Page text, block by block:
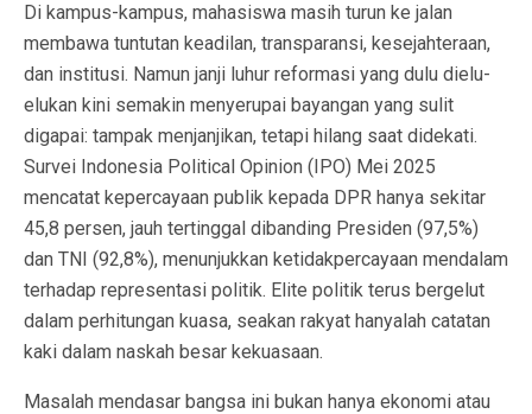
Di kampus-kampus, mahasiswa masih turun ke jalan
membawa tuntutan keadilan, transparansi, kesejahteraan,
dan institusi. Namun janji luhur reformasi yang dulu dielu-
elukan kini semakin menyerupai bayangan yang sulit
digapai: tampak menjanjikan, tetapi hilang saat didekati.
Survei Indonesia Political Opinion (IPO) Mei 2025
mencatat kepercayaan publik kepada DPR hanya sekitar
45,8 persen, jauh tertinggal dibanding Presiden (97,5%)
dan TNI (92,8%), menunjukkan ketidakpercayaan mendalam
terhadap representasi politik. Elite politik terus bergelut
dalam perhitungan kuasa, seakan rakyat hanyalah catatan
kaki dalam naskah besar kekuasaan.
Masalah mendasar bangsa ini bukan hanya ekonomi atau